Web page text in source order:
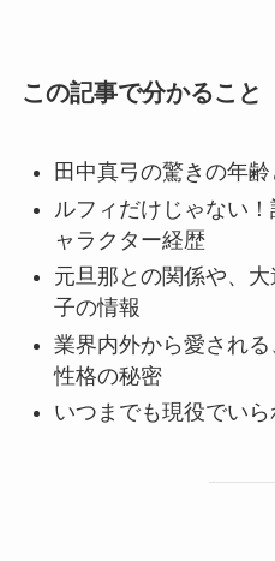
この記事で分かること
田中真弓の驚きの年
ルフィだけじゃない
ャラクター経歴
元旦那との関係や、
子の情報
業界内外から愛され
性格の秘密
いつまでも現役でい